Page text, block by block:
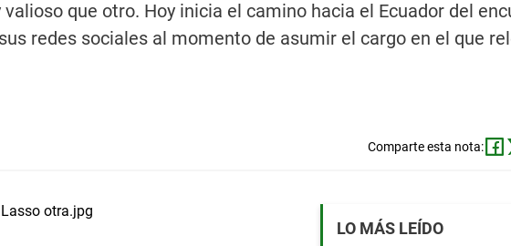
que otro. Hoy inicia el camino hacia el Ecuador del
redes sociales al momento de asumir el cargo en el que
Comparte esta nota:
LO MÁS LEÍDO